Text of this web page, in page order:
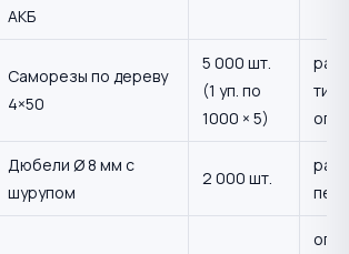
АКБ
Саморезы по дереву
4×50
5 000 шт.
(1 уп. по
1000 × 5)
Дюбели Ø 8 мм с
шурупом
2 000 шт.